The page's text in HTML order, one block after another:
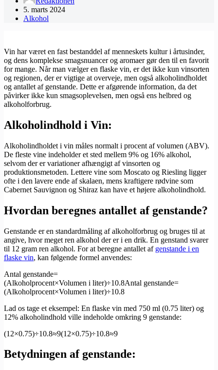
5. marts 2024
Alkohol
Vin har været en fast bestanddel af menneskets kultur i årtusinder,
og dens komplekse smagsnuancer og aromaer gør den til en favorit
for mange. Når man vælger en flaske vin, er det ikke kun vinsorten
og regionen, der er vigtige at overveje, men også alkoholindholdet
og antallet af genstande. Dette er afgørende information, da det
påvirker ikke kun smagsoplevelsen, men også ens helbred og
alkoholforbrug.
Alkoholindhold i Vin:
Alkoholindholdet i vin måles normalt i procent af volumen (ABV).
De fleste vine indeholder et sted mellem 9% og 16% alkohol,
selvom der er variationer afhængigt af vinsorten og
produktionsmetoden. Lettere vine som Moscato og Riesling ligger
ofte i den lavere ende af skalaen, mens kraftigere rødvine som
Cabernet Sauvignon og Shiraz kan have et højere alkoholindhold.
Hvordan beregnes antallet af genstande?
Genstande er en standardmåling af alkoholforbrug og bruges til at
angive, hvor meget ren alkohol der er i en drik. En genstand svarer
til 12 gram ren alkohol. For at beregne antallet af genstande i en
flaske vin, kan følgende formel anvendes:
Antal genstande=
(Alkoholprocent×Volumen i liter)÷10.8Antal genstande=
(Alkoholprocent×Volumen i liter)÷10.8
Lad os tage et eksempel: En flaske vin med 750 ml (0.75 liter) og
12% alkoholindhold ville indeholde omkring 9 genstande:
(12×0.75)÷10.8≈9(12×0.75)÷10.8≈9
Betydningen af genstande: